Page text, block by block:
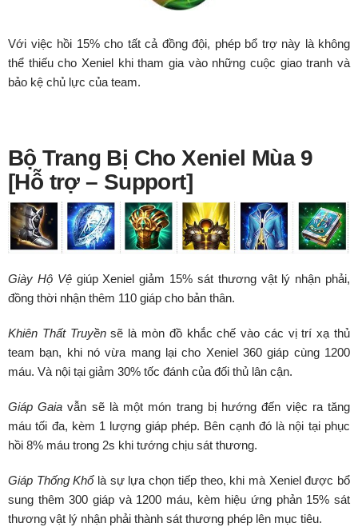
Với việc hồi 15% cho tất cả đồng đội, phép bổ trợ này là không
thể thiếu cho Xeniel khi tham gia vào những cuộc giao tranh và
bảo kệ chủ lực của team.
Bộ Trang Bị Cho Xeniel Mùa 9
[Hỗ trợ – Support]
Giày Hộ Vệgiúp Xeniel giảm 15% sát thương vật lý nhận phải,
đồng thời nhận thêm 110 giáp cho bản thân.
Khiên Thất Truyềnsẽ là mòn đồ khắc chế vào các vị trí xạ thủ
team bạn, khi nó vừa mang lại cho Xeniel 360 giáp cùng 1200
máu. Và nội tại giảm 30% tốc đánh của đối thủ lân cận.
Giáp Gaia vẫn sẽ là một món trang bị hướng đến việc ra tăng
máu tối đa, kèm 1 lượng giáp phép. Bên cạnh đó là nội tại phục
hồi 8% máu trong 2s khi tướng chịu sát thương.
Giáp Thống Khổlà sự lựa chọn tiếp theo, khi mà Xeniel được bổ
sung thêm 300 giáp và 1200 máu, kèm hiệu ứng phản 15% sát
thương vật lý nhận phải thành sát thương phép lên mục tiêu.